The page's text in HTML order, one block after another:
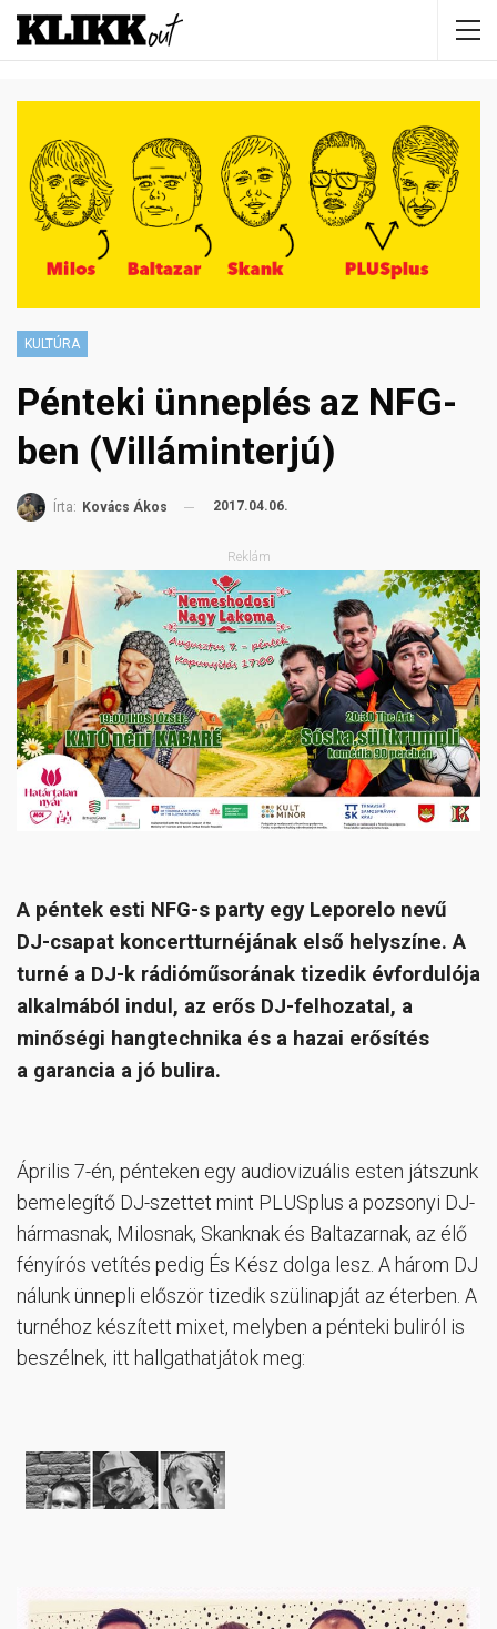
KULTÚRA
Pénteki ünneplés az NFG-
ben (Villáminterjú)
Írta: Kovács Ákos 2017.04.06.
Reklám
A péntek esti NFG-s party egy Leporelo nevű
DJ-csapat koncertturnéjának első helyszíne. A
turné a DJ-k rádióműsorának tizedik évfordulója
alkalmából indul, az erős DJ-felhozatal, a
minőségi hangtechnika és a hazai erősítés
a garancia a jó bulira.
Április 7-én, pénteken egy audiovizuális esten játszunk
bemelegítő DJ-szettet mint PLUSplus a pozsonyi DJ-
hármasnak, Milosnak, Skanknak és Baltazarnak, az élő
fényírós vetítés pedig És Kész dolga lesz. A három DJ
nálunk ünnepli először tizedik szülinapját az éterben. A
turnéhoz készített mixet, melyben a pénteki buliról is
beszélnek, itt hallgathatjátok meg: